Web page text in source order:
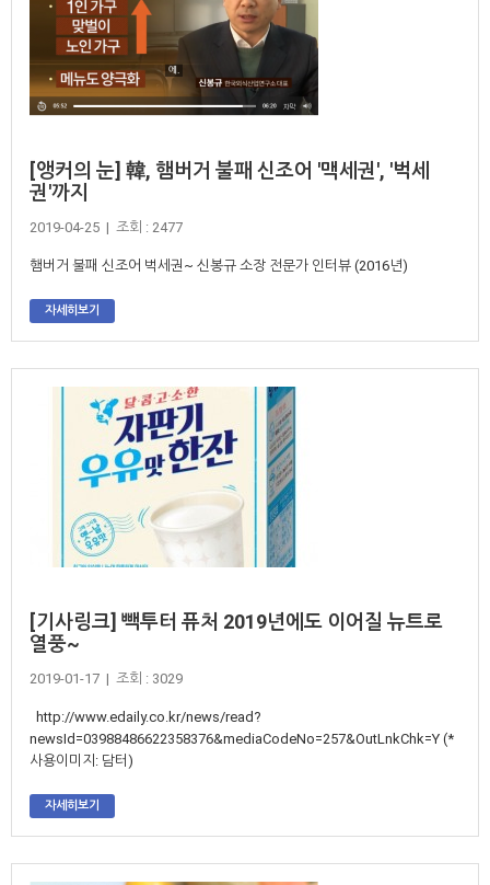
[앵커의 눈] 韓, 햄버거 불패 신조어 '맥세권', '벅세
권'까지
2019-04-25 | 조회 : 2477
햄버거 불패 신조어 벅세권~ 신봉규 소장 전문가 인터뷰 (2016년)
자세히보기
[기사링크] 빽투터 퓨처 2019년에도 이어질 뉴트로
열풍~
2019-01-17 | 조회 : 3029
http://www.edaily.co.kr/news/read?
newsId=03988486622358376&mediaCodeNo=257&OutLnkChk=Y (*
사용이미지: 담터)
자세히보기